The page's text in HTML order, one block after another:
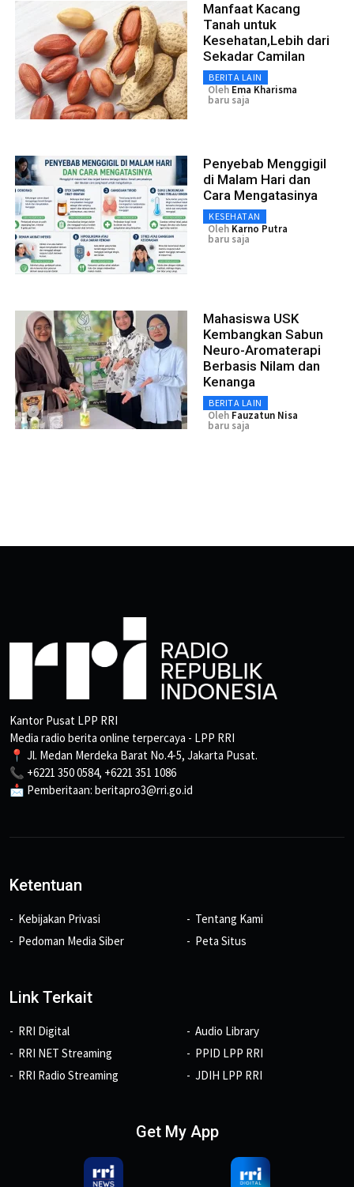
Manfaat Kacang
Tanah untuk
Kesehatan,Lebih dari
Sekadar Camilan
BERITA LAIN
Oleh Ema Kharisma
baru saja
Penyebab Menggigil
di Malam Hari dan
Cara Mengatasinya
KESEHATAN
Oleh Karno Putra
baru saja
Mahasiswa USK
Kembangkan Sabun
Neuro-Aromaterapi
Berbasis Nilam dan
Kenanga
BERITA LAIN
Oleh Fauzatun Nisa
baru saja
Kantor Pusat LPP RRI
Media radio berita online terpercaya - LPP RRI
📍 Jl. Medan Merdeka Barat No.4-5, Jakarta Pusat.
📞 +6221 350 0584, +6221 351 1086
📩 Pemberitaan: beritapro3@rri.go.id
Ketentuan
Kebijakan Privasi
Pedoman Media Siber
Tentang Kami
Peta Situs
Link Terkait
RRI Digital
RRI NET Streaming
RRI Radio Streaming
Audio Library
PPID LPP RRI
JDIH LPP RRI
Get My App